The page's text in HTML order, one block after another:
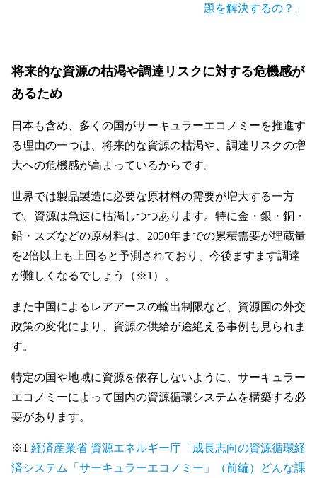
題を解決するの？」
将来的な資源の枯渇や調達リスクに対する危機感が
あるため
日本も含め、多くの国がサーキュラーエコノミーを推進す
る理由の一つは、将来的な資源の枯渇や、調達リスクの増
大への危機感が高まっているからです。
世界では製品製造に必要な原材料の需要が増大する一方
で、資源は急速に枯渇しつつあります。特に金・銀・銅・
鉛・スズなどの原材料は、2050年までの累積需要が埋蔵量
を2倍以上も上回ると予測されており、今後ますます調達
が難しくなるでしょう（※1）。
また中国によるレアアースの輸出制限など、資源国の外交
政策の変化により、資源の供給が途絶える事例も見られま
す。
特定の国や地域に資源を依存しないように、サーキュラー
エコノミーによって国内の資源循環システムを構築する必
要があります。
※1 経済産業省 資源エネルギー庁「成長志向の資源循環経
済システム「サーキュラーエコノミー」（前編）どんな課